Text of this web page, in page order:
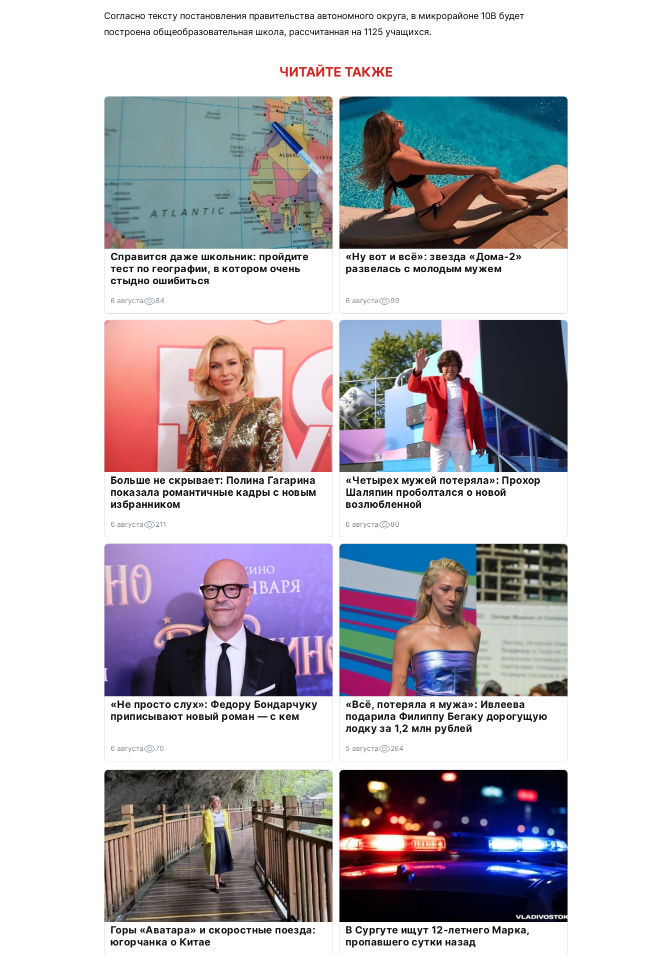
Согласно тексту постановления правительства автономного округа, в микрорайоне 10В будет
построена общеобразовательная школа, рассчитанная на 1125 учащихся.
ЧИТАЙТЕ ТАКЖЕ
Справится даже школьник: пройдите
тест по географии, в котором очень
стыдно ошибиться
6 августа 84
«Ну вот и всё»: звезда «Дома-2»
развелась с молодым мужем
6 августа 99
Больше не скрывает: Полина Гагарина
показала романтичные кадры с новым
избранником
6 августа 211
«Четырех мужей потеряла»: Прохор
Шаляпин проболтался о новой
возлюбленной
6 августа 80
«Не просто слух»: Федору Бондарчуку
приписывают новый роман — с кем
6 августа 70
«Всё, потеряла я мужа»: Ивлеева
подарила Филиппу Бегаку дорогущую
лодку за 1,2 млн рублей
5 августа 264
Горы «Аватара» и скоростные поезда:
югорчанка о Китае
В Сургуте ищут 12-летнего Марка,
пропавшего сутки назад